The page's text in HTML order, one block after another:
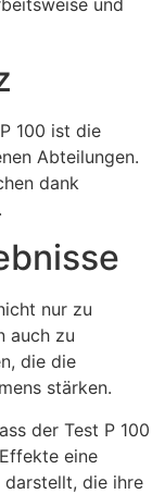
100 ist die
Abteilungen.
dank
nur zu
auch zu
die die
stärken.
der Test P 100
eine
darstellt, die ihre